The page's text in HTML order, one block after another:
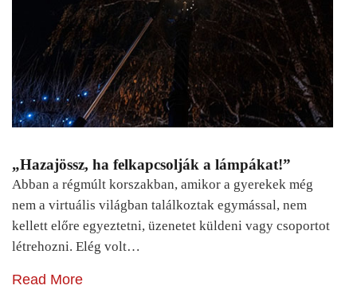
„Hazajössz, ha felkapcsolják a lámpákat!”
Abban a régmúlt korszakban, amikor a gyerekek még
nem a virtuális világban találkoztak egymással, nem
kellett előre egyeztetni, üzenetet küldeni vagy csoportot
létrehozni. Elég volt…
Read More